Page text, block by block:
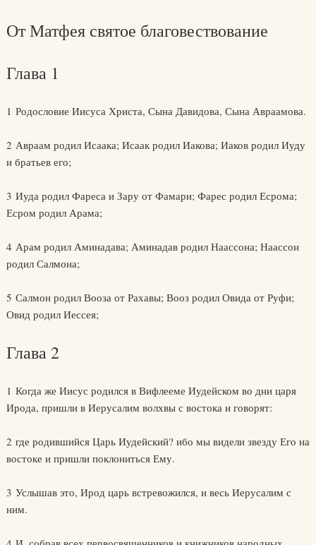
От Матфея святое благовествование
Глава 1
1 Родословие Иисуса Христа, Сына Давидова, Сына Авраамова.
2 Авраам родил Исаака; Исаак родил Иакова; Иаков родил Иуду
и братьев его;
3 Иуда родил Фареса и Зару от Фамари; Фарес родил Есрома;
Есром родил Арама;
4 Арам родил Аминадава; Аминадав родил Наассона; Наассон
родил Салмона;
5 Салмон родил Вооза от Рахавы; Вооз родил Овида от Руфи;
Овид родил Иессея;
Глава 2
1 Когда же Иисус родился в Вифлееме Иудейском во дни царя
Ирода, пришли в Иерусалим волхвы с востока и говорят:
2 где родившийся Царь Иудейский? ибо мы видели звезду Его на
востоке и пришли поклониться Ему.
3 Услышав это, Ирод царь встревожился, и весь Иерусалим с
ним.